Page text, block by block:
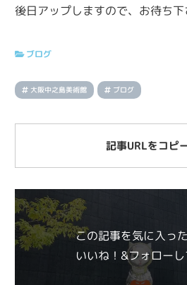
後日アップしますので、お待ち下
ブログ
大阪中之島美術館 ブログ
記事URLをコピ
この記事を気に入っ
いいね！&フォロー